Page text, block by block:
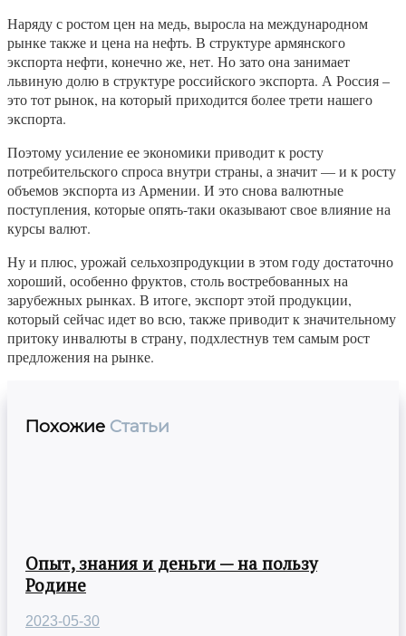
Наряду с ростом цен на медь, выросла на международном
рынке также и цена на нефть. В структуре армянского
экспорта нефти, конечно же, нет. Но зато она занимает
львиную долю в структуре российского экспорта. А Россия –
это тот рынок, на который приходится более трети нашего
экспорта.
Поэтому усиление ее экономики приводит к росту
потребительского спроса внутри страны, а значит — и к росту
объемов экспорта из Армении. И это снова валютные
поступления, которые опять-таки оказывают свое влияние на
курсы валют.
Ну и плюс, урожай сельхозпродукции в этом году достаточно
хороший, особенно фруктов, столь востребованных на
зарубежных рынках. В итоге, экспорт этой продукции,
который сейчас идет во всю, также приводит к значительному
притоку инвалюты в страну, подхлестнув тем самым рост
предложения на рынке.
Похожие Статьи
Опыт, знания и деньги — на пользу
Родине
2023-05-30